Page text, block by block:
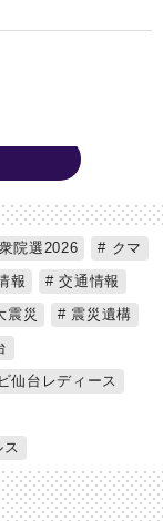
院選2026
クマ
報
交通情報
震災
震災遺構
仙台レディース